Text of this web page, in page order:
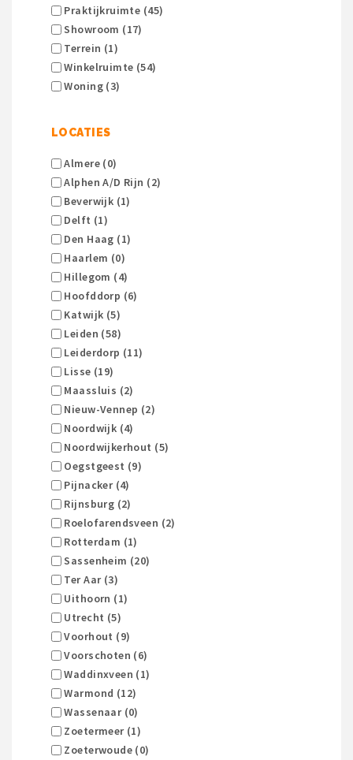
Praktijkruimte (45)
Showroom (17)
Terrein (1)
Winkelruimte (54)
Woning (3)
LOCATIES
Almere (0)
Alphen A/d Rijn (2)
Beverwijk (1)
Delft (1)
Den Haag (1)
Haarlem (0)
Hillegom (4)
Hoofddorp (6)
Katwijk (5)
Leiden (58)
Leiderdorp (11)
Lisse (19)
Maassluis (2)
Nieuw-Vennep (2)
Noordwijk (4)
Noordwijkerhout (5)
Oegstgeest (9)
Pijnacker (4)
Rijnsburg (2)
Roelofarendsveen (2)
Rotterdam (1)
Sassenheim (20)
Ter Aar (3)
Uithoorn (1)
Utrecht (5)
Voorhout (9)
Voorschoten (6)
Waddinxveen (1)
Warmond (12)
Wassenaar (0)
Zoetermeer (1)
Zoeterwoude (0)